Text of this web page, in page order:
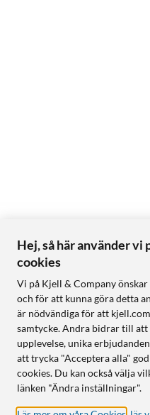
Hej, så här använder vi
cookies
Vi på Kjell & Company
och för att kunna göra detta
är nödvändiga för att
samtycke. Andra bidrar till att
upplevelse, unika
att trycka "Acceptera alla"
cookies. Du kan också välja
länken "Ändra inställningar".